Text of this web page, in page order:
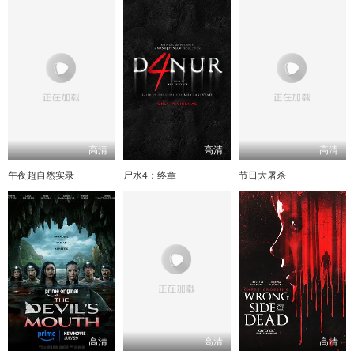
高清
午夜超自然实录
高清
尸水4：终章
高清
节日大屠杀
高清 高清 高清